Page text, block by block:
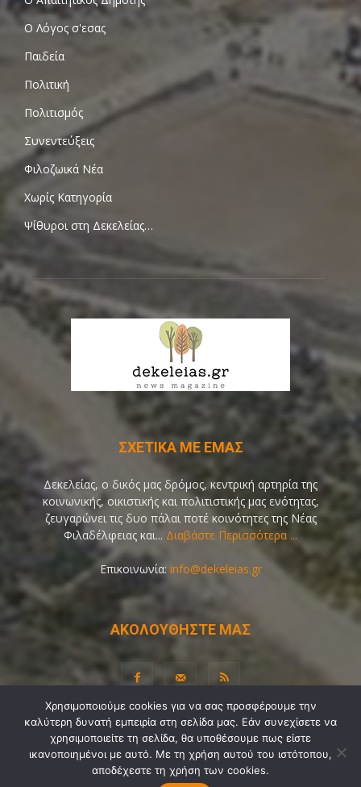
Ο Λόγος σ'εσας
Παιδεία
Πολιτική
Πολιτισμός
Συνεντεύξεις
Φιλοζωικά Νέα
Χωρίς Κατηγορία
Ψίθυροι στη Δεκελείας…
ΣΧΕΤΙΚΑ ΜΕ ΕΜΑΣ
Δεκελείας, ο δικός μας δρόμος, κεντρική αρτηρία της
κοινωνικής, οικιστικής και πολιτιστικής μας ενότητας,
ζευγαρώνει τις δυο πάλαι ποτέ κοινότητες της Νέας
Φιλαδέλφειας και... Διαβάστε Περισσότερα ...
Επικοινωνία: info@dekeleias.gr
ΑΚΟΛΟΥΘΗΣΤΕ ΜΑΣ
Διαύγεια Λίγα Λόγια για Εμάς
Επικοινωνία
Όροι Χρήσης
Προσωπικά Δεδομένα
Sitemap
Ψηφοφορίες
Χρησιμοποιούμε cookies για να σας προσφέρουμε την
καλύτερη δυνατή εμπειρία στη σελίδα μας. Εάν συνεχίσετε να
χρησιμοποιείτε τη σελίδα, θα υποθέσουμε πως είστε
ικανοποιημένοι με αυτό. Με τη χρήση αυτού του ιστότοπου,
αποδέχεστε τη χρήση των cookies.